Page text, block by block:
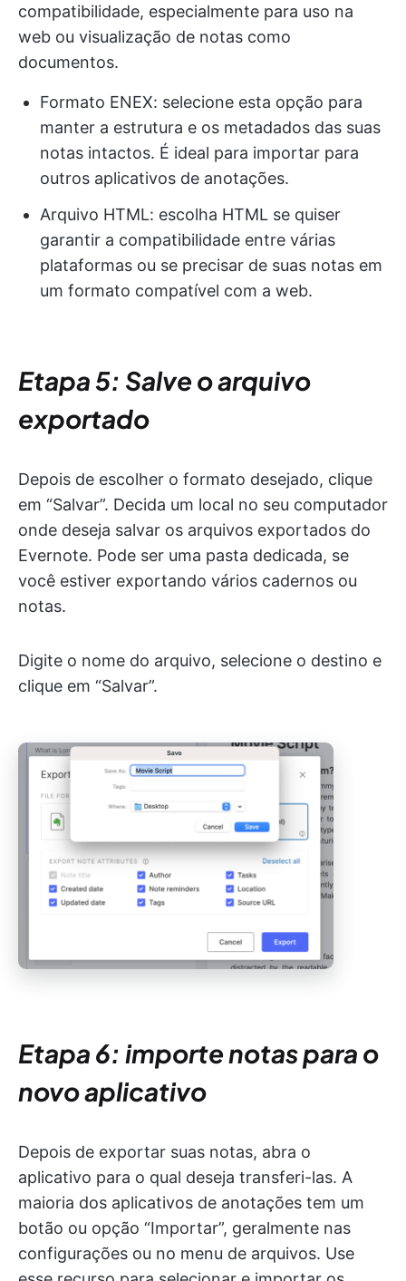
compatibilidade, especialmente para uso na
web ou visualização de notas como
documentos.
Formato ENEX: selecione esta opção para
manter a estrutura e os metadados das suas
notas intactos. É ideal para importar para
outros aplicativos de anotações.
Arquivo HTML: escolha HTML se quiser
garantir a compatibilidade entre várias
plataformas ou se precisar de suas notas em
um formato compatível com a web.
Etapa 5: Salve o arquivo
exportado
Depois de escolher o formato desejado, clique
em “Salvar”. Decida um local no seu computador
onde deseja salvar os arquivos exportados do
Evernote. Pode ser uma pasta dedicada, se
você estiver exportando vários cadernos ou
notas.
Digite o nome do arquivo, selecione o destino e
clique em “Salvar”.
Etapa 6: importe notas para o
novo aplicativo
Depois de exportar suas notas, abra o
aplicativo para o qual deseja transferi-las. A
maioria dos aplicativos de anotações tem um
botão ou opção “Importar”, geralmente nas
configurações ou no menu de arquivos. Use